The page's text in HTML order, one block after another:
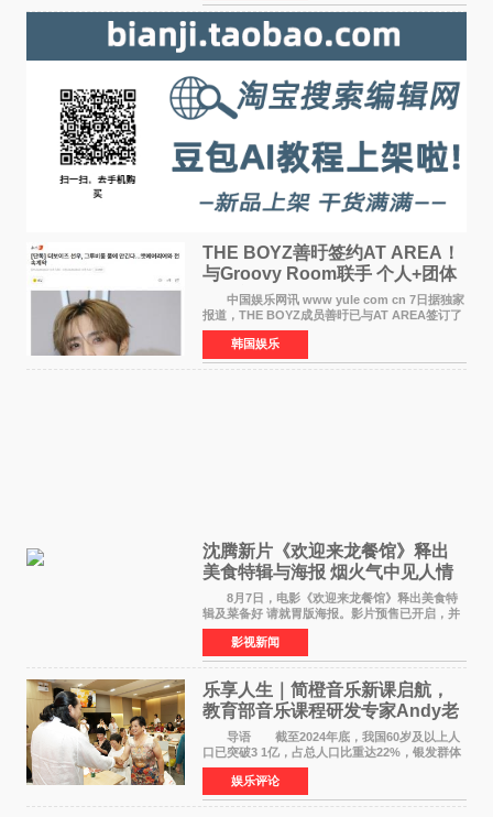
席欧阳坚率团，一
THE BOYZ善旴签约AT AREA！
与Groovy Room联手 个人+团体
活动并行
中国娱乐网讯 www yule com cn 7日据独家
报道，THE BOYZ成员善旴已与AT AREA签订了
专属合约。AT AREA是由知名制作人组合
Groovy Room创立的hip-hop厂牌，旗下拥有多
位实力派音乐人，在韩
韩国娱乐
沈腾新片《欢迎来龙餐馆》释出
美食特辑与海报 烟火气中见人情
温暖
8月7日，电影《欢迎来龙餐馆》释出美食特
辑及菜备好 请就胃版海报。影片预售已开启，并
将于8月8日至10日14:00-21:00举行全国超前点
映。电影《欢迎来龙餐馆》作为战争美食喜剧大
片，讲述了中国
影视新闻
乐享人生｜简橙音乐新课启航，
教育部音乐课程研发专家Andy老
师重磅入驻领航银龄琴声
导语 截至2024年底，我国60岁及以上人
口已突破3 1亿，占总人口比重达22%，银发群体
的精神文化需求日益凸显。2024年1月，国务院办
公厅印发《关于发展银发经济增进老年人福祉的
意见》——这是
娱乐评论